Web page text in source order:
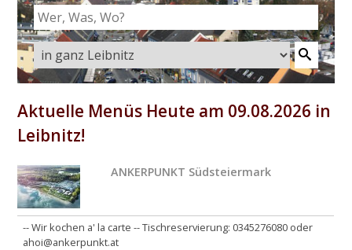
Aktuelle Menüs Heute am 09.08.2026 in
Leibnitz!
ANKERPUNKT Südsteiermark
-- Wir kochen a' la carte -- Tischreservierung: 0345276080 oder
ahoi@ankerpunkt.at